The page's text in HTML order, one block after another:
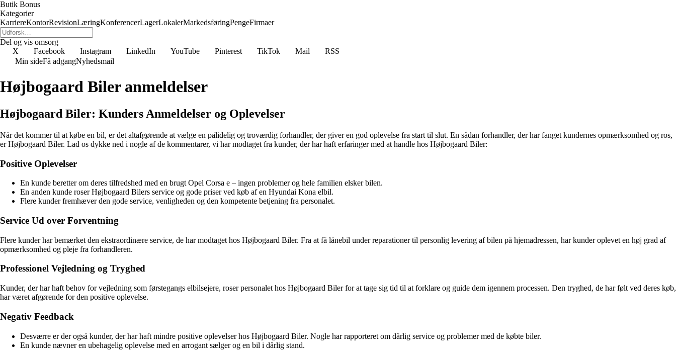
Butik Bonus
Kategorier
KarriereKontorRevisionLæringKonferencerLagerLokalerMarkedsføringPengeFirmaer
Del og vis omsorg
X
Facebook Instagram LinkedIn YouTube Pinterest TikTok Mail
RSS
Min sideFå adgangNyhedsmail
Højbogaard Biler anmeldelser
Højbogaard Biler: Kunders Anmeldelser og Oplevelser
Når det kommer til at købe en bil, er det altafgørende at vælge en pålidelig og troværdig forhandler, der giver en god oplevelse fra start til slut. En sådan forhandler, der har fanget kundernes opmærksomhed og ros,
er Højbogaard Biler. Lad os dykke ned i nogle af de kommentarer, vi har modtaget fra kunder, der har haft erfaringer med at handle hos Højbogaard Biler:
Positive Oplevelser
En kunde beretter om deres tilfredshed med en brugt Opel Corsa e – ingen problemer og hele familien elsker bilen.
En anden kunde roser Højbogaard Bilers service og gode priser ved køb af en Hyundai Kona elbil.
Flere kunder fremhæver den gode service, venligheden og den kompetente betjening fra personalet.
Service Ud over Forventning
Flere kunder har bemærket den ekstraordinære service, de har modtaget hos Højbogaard Biler. Fra at få lånebil under reparationer til personlig levering af bilen på hjemadressen, har kunder oplevet en høj grad af
opmærksomhed og pleje fra forhandleren.
Professionel Vejledning og Tryghed
Kunder, der har haft behov for vejledning som førstegangs elbilsejere, roser personalet hos Højbogaard Biler for at tage sig tid til at forklare og guide dem igennem processen. Den tryghed, de har følt ved deres køb,
har været afgørende for den positive oplevelse.
Negativ Feedback
Desværre er der også kunder, der har haft mindre positive oplevelser hos Højbogaard Biler. Nogle har rapporteret om dårlig service og problemer med de købte biler.
En kunde nævner en ubehagelig oplevelse med en arrogant sælger og en bil i dårlig stand.